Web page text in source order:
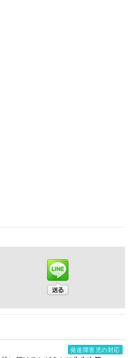
発達障害児の対応